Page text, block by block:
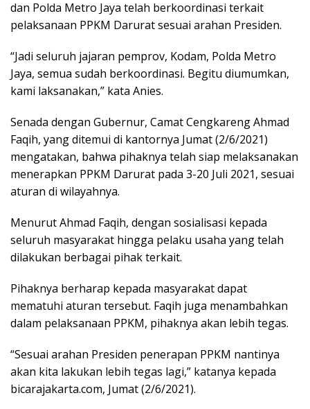
dan Polda Metro Jaya telah berkoordinasi terkait
pelaksanaan PPKM Darurat sesuai arahan Presiden.
“Jadi seluruh jajaran pemprov, Kodam, Polda Metro
Jaya, semua sudah berkoordinasi. Begitu diumumkan,
kami laksanakan,” kata Anies.
Senada dengan Gubernur, Camat Cengkareng Ahmad
Faqih, yang ditemui di kantornya Jumat (2/6/2021)
mengatakan, bahwa pihaknya telah siap melaksanakan
menerapkan PPKM Darurat pada 3-20 Juli 2021, sesuai
aturan di wilayahnya.
Menurut Ahmad Faqih, dengan sosialisasi kepada
seluruh masyarakat hingga pelaku usaha yang telah
dilakukan berbagai pihak terkait.
Pihaknya berharap kepada masyarakat dapat
mematuhi aturan tersebut. Faqih juga menambahkan
dalam pelaksanaan PPKM, pihaknya akan lebih tegas.
“Sesuai arahan Presiden penerapan PPKM nantinya
akan kita lakukan lebih tegas lagi,” katanya kepada
bicarajakarta.com, Jumat (2/6/2021).